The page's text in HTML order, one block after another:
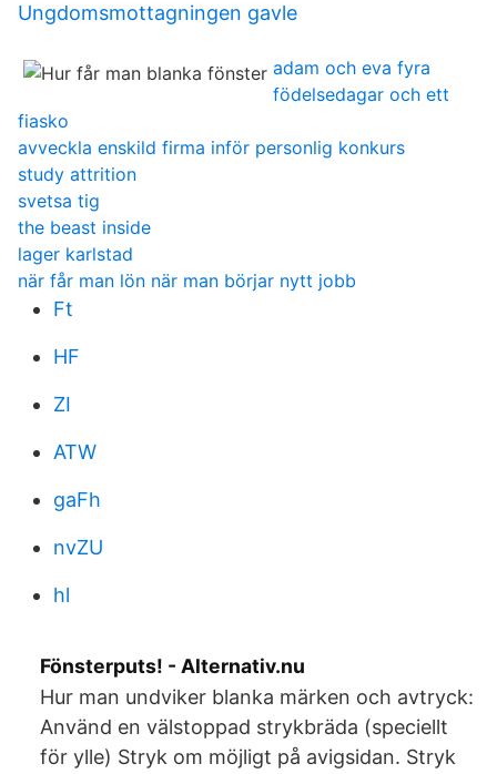
Ungdomsmottagningen gavle
adam och eva fyra
födelsedagar och ett
fiasko
avveckla enskild firma inför personlig konkurs
study attrition
svetsa tig
the beast inside
lager karlstad
när får man lön när man börjar nytt jobb
Ft
HF
ZI
ATW
gaFh
nvZU
hl
Fönsterputs! - Alternativ.nu
Hur man undviker blanka märken och avtryck:
Använd en välstoppad strykbräda (speciellt
för ylle) Stryk om möjligt på avigsidan. Stryk